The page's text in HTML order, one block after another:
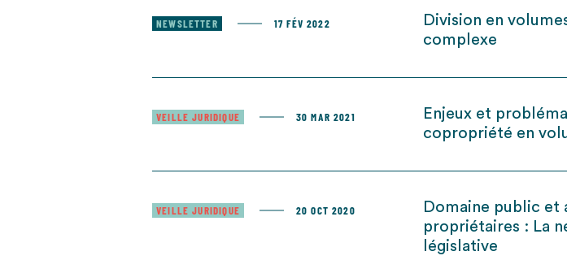
NEWSLETTER 17 FÉV 2022
Division en
complexe
VEILLE JURIDIQUE 30 MAR 2021
Enjeux et
copropriété en
VEILLE JURIDIQUE 20 OCT 2020
Domaine public et
propriétaires : La
législative